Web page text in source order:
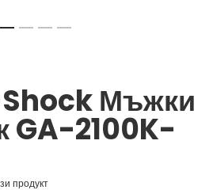
Мъжки
GA-2100K-
продукт